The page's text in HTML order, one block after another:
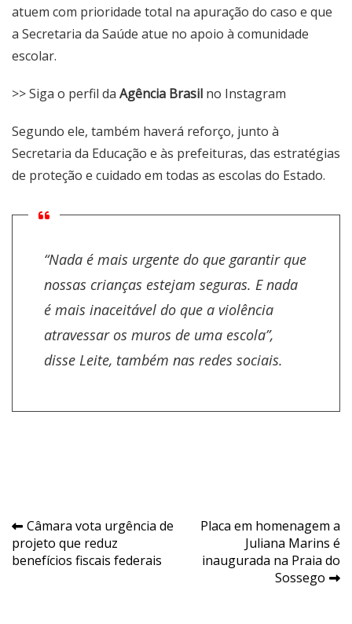
atuem com prioridade total na apuração do caso e que
a Secretaria da Saúde atue no apoio à comunidade
escolar.
>> Siga o perfil da Agência Brasil no Instagram
Segundo ele, também haverá reforço, junto à
Secretaria da Educação e às prefeituras, das estratégias
de proteção e cuidado em todas as escolas do Estado.
“Nada é mais urgente do que garantir que
nossas crianças estejam seguras. E nada
é mais inaceitável do que a violência
atravessar os muros de uma escola”,
disse Leite, também nas redes sociais.
Navegação
de
Câmara vota urgência de
projeto que reduz
benefícios fiscais federais
Placa em homenagem a
Juliana Marins é
inaugurada na Praia do
Sossego